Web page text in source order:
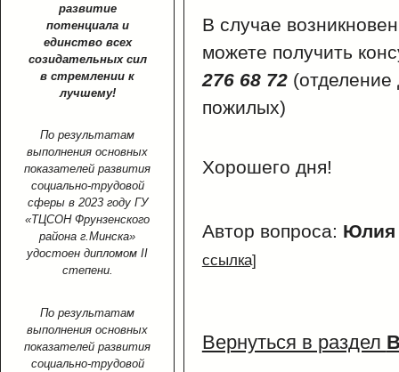
развитие
потенциала и
единство всех
созидательных сил
в стремлении к
лучшему!
По результатам
выполнения основных
показателей развития
социально-трудовой
сферы в 2023 году ГУ
«ТЦСОН Фрунзенского
района г.Минска»
удостоен дипломом II
степени.
По результатам
выполнения основных
показателей развития
социально-трудовой
В случае
можете получить
276 68 72
пожилых)
Хорошего дня!
Автор вопроса:
ссылка]
Вернуться в раздел